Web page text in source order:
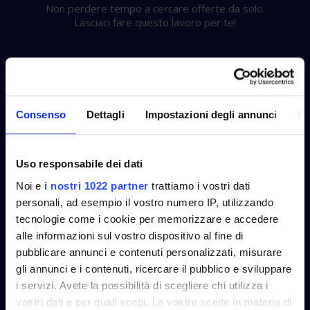
Consenso Dettagli Impostazioni degli annunci
Uso responsabile dei dati
Noi e i nostri 1022 partner trattiamo i vostri dati
personali, ad esempio il vostro numero IP, utilizzando
tecnologie come i cookie per memorizzare e accedere
alle informazioni sul vostro dispositivo al fine di
pubblicare annunci e contenuti personalizzati, misurare
gli annunci e i contenuti, ricercare il pubblico e sviluppare
i servizi. Avete la possibilità di scegliere chi utilizza i
vostri dati e per quali scopi. Le vostre scelte in materia di
Non perdere tempo a cercare offerte da solo.
Lasciaci fare questo lavoro per te!
Conveniente
Mettendo in gara la tua richiesta, puoi essere
Totalmente gratuito
Il nostro servizio è completamente gratuito e sei
sempre libero di dire di no se non sei soddisfatto.